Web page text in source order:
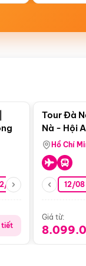
08 26/08 05/09
tiết
Tour Đà
Nà - Hội
Động
Hồ Chí
12/08
Giá từ: